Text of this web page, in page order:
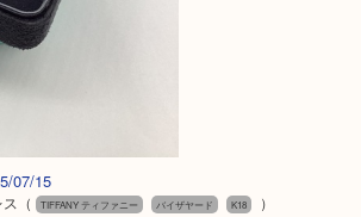
07/15
（ TIFFANY ティファニー バイザヤード K18
）